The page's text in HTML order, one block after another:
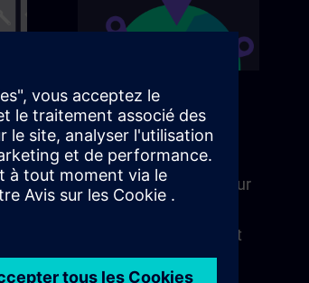
SITRAIN dans votre
région
Tout ce qui compte pour
jour, contacts locaux et
plus en un coup d'œil.